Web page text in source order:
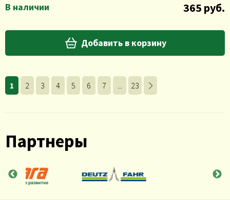
В наличии 365 руб.
Добавить в корзину
1 2 3 4 5 6 7 ... 23
Партнеры